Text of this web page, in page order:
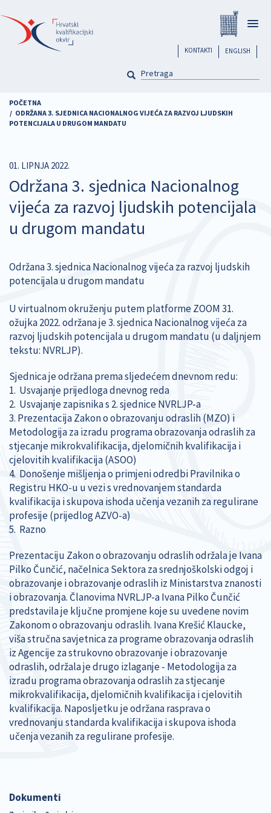
na
glavni
sadržaj
ENGLISH
header
KONTAKTI
PRETRAGA
POČETNA
ODRŽANA 3. SJEDNICA NACIONALNOG VIJEĆA ZA RAZVOJ LJUDSKIH
POTENCIJALA U DRUGOM MANDATU
01. LIPNJA 2022.
Održana 3. sjednica Nacionalnog
vijeća za razvoj ljudskih potencijala
u drugom mandatu
Održana 3. sjednica Nacionalnog vijeća za razvoj ljudskih
potencijala u drugom mandatu
U virtualnom okruženju putem platforme ZOOM 31.
ožujka 2022. održana je 3. sjednica Nacionalnog vijeća za
razvoj ljudskih potencijala u drugom mandatu (u daljnjem
tekstu: NVRLJP).
Sjednica je održana prema sljedećem dnevnom redu:
1. Usvajanje prijedloga dnevnog reda
2. Usvajanje zapisnika s 2. sjednice NVRLJP-a
3. Prezentacija Zakon o obrazovanju odraslih (MZO) i
Metodologija za izradu programa obrazovanja odraslih za
stjecanje mikrokvalifikacija, djelomičnih kvalifikacija i
cjelovitih kvalifikacija (ASOO)
4. Donošenje mišljenja o primjeni odredbi Pravilnika o
Registru HKO-u u vezi s vrednovanjem standarda
kvalifikacija i skupova ishoda učenja vezanih za regulirane
profesije (prijedlog AZVO-a)
5. Razno
Prezentaciju Zakon o obrazovanju odraslih održala je Ivana
Pilko Čunčić, načelnica Sektora za srednjoškolski odgoj i
obrazovanje i obrazovanje odraslih iz Ministarstva znanosti
i obrazovanja. Članovima NVRLJP-a Ivana Pilko Čunčić
predstavila je ključne promjene koje su uvedene novim
Zakonom o obrazovanju odraslih. Ivana Krešić Klaucke,
viša stručna savjetnica za programe obrazovanja odraslih
iz Agencije za strukovno obrazovanje i obrazovanje
odraslih, održala je drugo izlaganje - Metodologija za
izradu programa obrazovanja odraslih za stjecanje
mikrokvalifikacija, djelomičnih kvalifikacija i cjelovitih
kvalifikacija. Naposljetku je održana rasprava o
vrednovanju standarda kvalifikacija i skupova ishoda
učenja vezanih za regulirane profesije.
Dokumenti